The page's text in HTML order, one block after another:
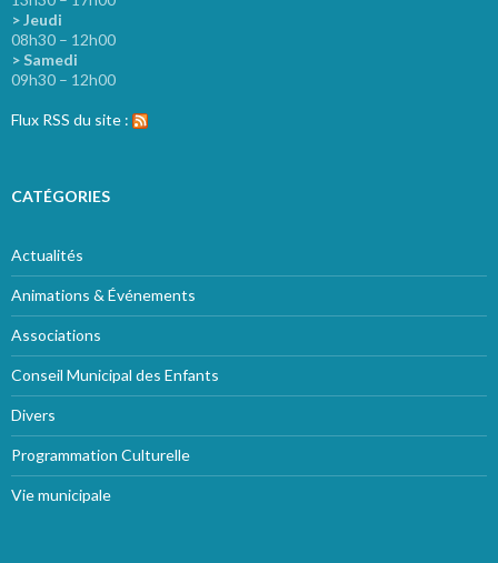
> Jeudi
08h30 – 12h00
> Samedi
09h30 – 12h00
Flux RSS du site :
CATÉGORIES
Actualités
Animations & Événements
Associations
Conseil Municipal des Enfants
Divers
Programmation Culturelle
Vie municipale